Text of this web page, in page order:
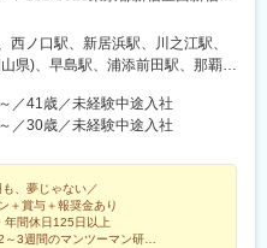
駅、北真岡駅、伊勢原駅、淵野
駅、安芸駅、土佐山田駅、大阪空
芳賀台駅、学園前駅(奈良県)、上
登戸駅、東伏見駅、下総中山駅、
園前駅、下高井戸駅、岩原駅、熊
、並木中央駅、西新宿五丁目駅、
県)、大江橋駅、宇都宮駅東口駅
ァーストタワー3階※転居を伴う転
・都内23区、関東のプロジェク
ノ口駅、新居浜駅、川之江駅、
県)、早島駅、浦添前田駅、那覇空
宇治駅(奈良線)、久津川駅、山城
駅(群馬県)、前橋大島駅、広駅、
駅、東岩槻駅、大野原駅、亀山
、鶴岡駅、赤湯駅、奈古駅、日野
、十文字駅、扇田駅、三ツ境駅、
、磐田駅、美川駅、野々市駅(Ｉ
／41歳／未経験中途入社
／30歳／未経験中途入社
、夢じゃない／
＋賞与＋報奨金あり
間休日125日以上
3週間のマンツーマン研修